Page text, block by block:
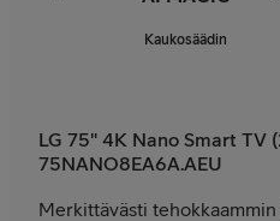
Kaukosäädin
LG 75" 4K Nano Smart TV
75NANO8EA6A.AEU
Merkittävästi